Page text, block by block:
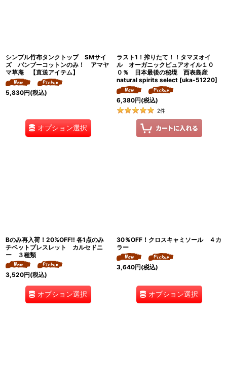
シンプル竹布タンクトップ SMサイ
ズ バンブーコットンのみ！ アマヤ
マ草庵 【直送アイテム】
5,830円(税込)
オプション選択
ラスト1！搾りたて！！タマヌオイ
ル オーガニックピュアオイル１０
０％ 日本最後の秘境 西表島産
natural spirits select [uka-51220]
6,380円(税込)
2件
Bのみ再入荷！20%OFF!! 各1点のみ
チベットブレスレット カルセドニ
ー ３種類
3,520円(税込)
オプション選択
30％OFF！クロスキャミソール ４カ
ラー
3,640円(税込)
オプション選択